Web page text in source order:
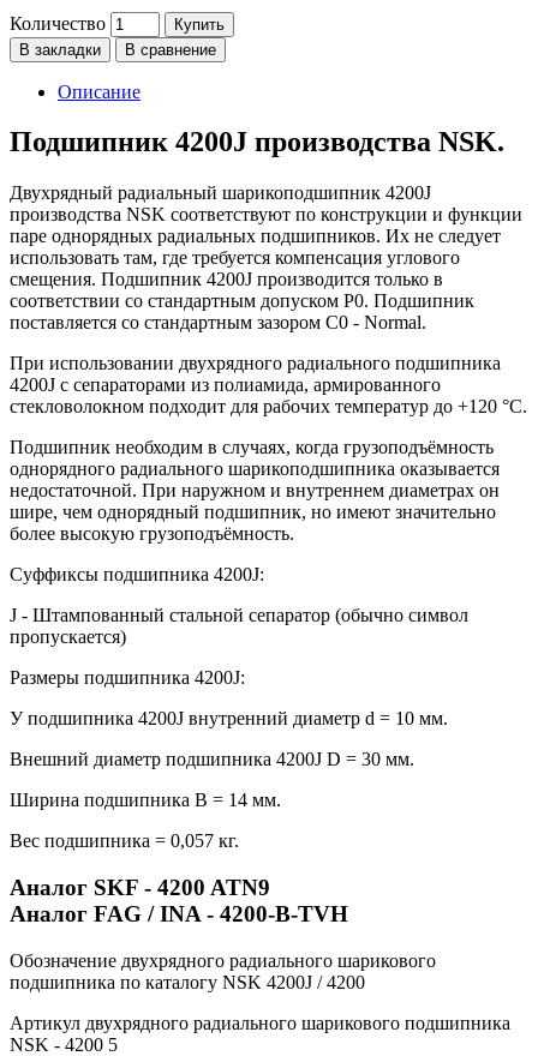
Количество
Купить
В закладки
В сравнение
Описание
Подшипник 4200J производства NSK.
Двухрядный радиальный шарикоподшипник 4200J
производства NSK соответствуют по конструкции и функции
паре однорядных радиальных подшипников. Их не следует
использовать там, где требуется компенсация углового
смещения. Подшипник 4200J производится только в
соответствии со стандартным допуском P0. Подшипник
поставляется со стандартным зазором C0 - Normal.
При использовании двухрядного радиального подшипника
4200J с сепараторами из полиамида, армированного
стекловолокном подходит для рабочих температур до +120 °C.
Подшипник необходим в случаях, когда грузоподъёмность
однорядного радиального шарикоподшипника оказывается
недостаточной. При наружном и внутреннем диаметрах он
шире, чем однорядный подшипник, но имеют значительно
более высокую грузоподъёмность.
Суффиксы подшипника 4200J:
J - Штампованный стальной сепаратор (обычно символ
пропускается)
Размеры подшипника 4200J:
У подшипника 4200J внутренний диаметр d = 10 мм.
Внешний диаметр подшипника 4200J D = 30 мм.
Ширина подшипника B = 14 мм.
Вес подшипника = 0,057 кг.
Аналог SKF - 4200 ATN9
Аналог FAG / INA - 4200-B-TVH
Обозначение двухрядного радиального шарикового
подшипника по каталогу NSK 4200J / 4200
Артикул двухрядного радиального шарикового подшипника
NSK - 4200 5